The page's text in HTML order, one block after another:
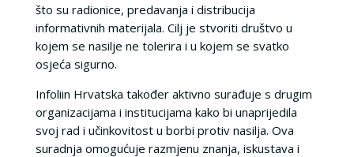
što su radionice, predavanja i distribucija
informativnih materijala. Cilj je stvoriti društvo u
kojem se nasilje ne tolerira i u kojem se svatko
osjeća sigurno.
Infoliin Hrvatska također aktivno surađuje s drugim
organizacijama i institucijama kako bi unaprijedila
svoj rad i učinkovitost u borbi protiv nasilja. Ova
suradnja omogućuje razmjenu znanja, iskustava i